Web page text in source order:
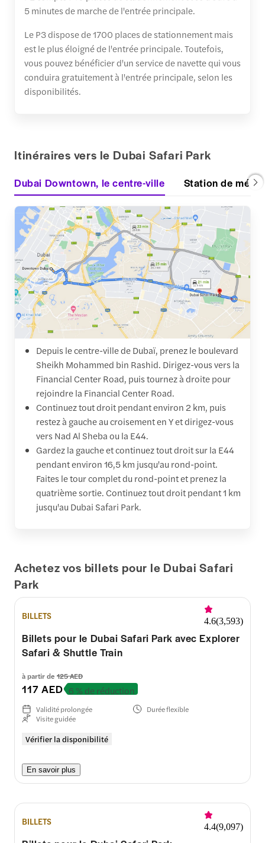
5 minutes de marche de l'entrée principale.
Le P3 dispose de 1700 places de stationnement mais
est le plus éloigné de l'entrée principale. Toutefois,
vous pouvez bénéficier d'un service de navette qui vous
conduira gratuitement à l'entrée principale, selon les
disponibilités.
Itinéraires vers le Dubai Safari Park
Dubai Downtown, le centre-ville Station de
Depuis le centre-ville de Dubaï, prenez le boulevard
Sheikh Mohammed bin Rashid. Dirigez-vous vers la
Financial Center Road, puis tournez à droite pour
rejoindre la Financial Center Road.
Continuez tout droit pendant environ 2 km, puis
restez à gauche au croisement en Y et dirigez-vous
vers Nad Al Sheba ou la E44.
Gardez la gauche et continuez tout droit sur la E44
pendant environ 16,5 km jusqu'au rond-point.
Faites le tour complet du rond-point et prenez la
quatrième sortie. Continuez tout droit pendant 1 km
jusqu'au Dubai Safari Park.
Achetez vos billets pour le Dubai Safari
Park
BILLETS 4.6(3,593)
Billets pour le Dubai Safari Park avec Explorer
Safari & Shuttle Train
à partir de 125 AED
117 AED 6 % de réduction
Vérifier la disponibilité
Validité prolongée
Durée flexible
Visite guidée
En savoir plus
BILLETS 4.4(9,097)